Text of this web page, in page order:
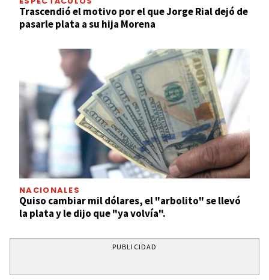
Trascendió el motivo por el que Jorge Rial dejó de
pasarle plata a su hija Morena
NACIONALES
Quiso cambiar mil dólares, el "arbolito" se llevó
la plata y le dijo que "ya volvía".
PUBLICIDAD